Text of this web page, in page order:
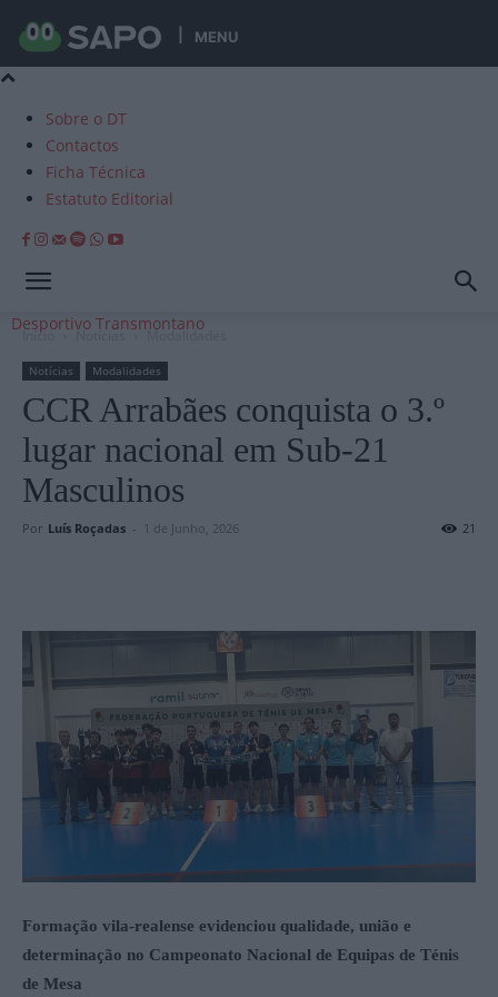
MENU
Sobre o DT
Contactos
Ficha Técnica
Estatuto Editorial
Desportivo Transmontano
Início Notícias Modalidades
Notícias Modalidades
CCR Arrabães conquista o 3.º
lugar nacional em Sub-21
Masculinos
Por Luís Roçadas - 1 de Junho, 2026 21
Formação vila-realense evidenciou qualidade, união e
determinação no Campeonato Nacional de Equipas de Ténis
de Mesa